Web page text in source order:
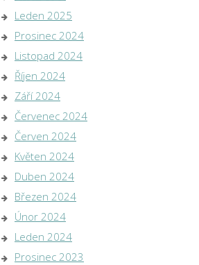
Leden 2025
Prosinec 2024
Listopad 2024
Říjen 2024
Září 2024
Červenec 2024
Červen 2024
Květen 2024
Duben 2024
Březen 2024
Únor 2024
Leden 2024
Prosinec 2023